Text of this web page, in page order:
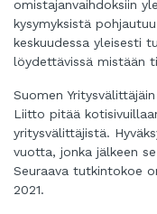
omistajanvaihdoksiin
kysymyksistä
keskuudessa yleisesti
löydettävissä mistään
Suomen
Liitto pitää
yritysvälittäjistä.
vuotta, jonka jälkeen
Seuraava tutkintokoe
2021.